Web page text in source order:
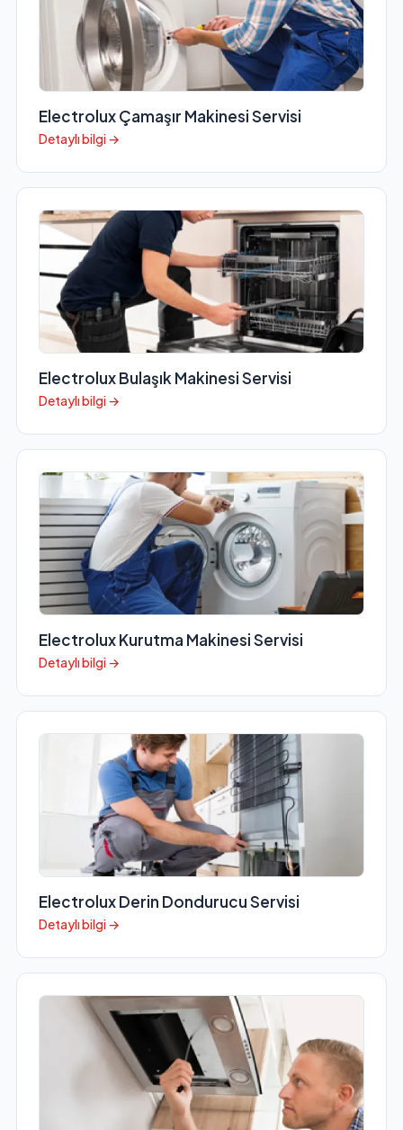
Electrolux Çamaşır Makinesi Servisi
Detaylı bilgi →
Electrolux Bulaşık Makinesi Servisi
Detaylı bilgi →
Electrolux Kurutma Makinesi Servisi
Detaylı bilgi →
Electrolux Derin Dondurucu Servisi
Detaylı bilgi →